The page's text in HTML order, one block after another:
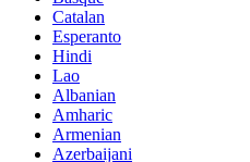
Catalan
Esperanto
Hindi
Lao
Albanian
Amharic
Armenian
Azerbaijani